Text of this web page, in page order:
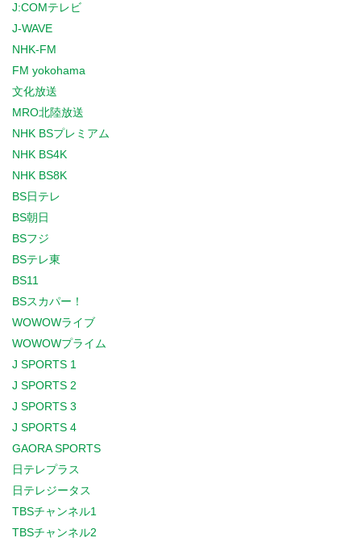
J:COMテレビ
J-WAVE
NHK-FM
FM yokohama
文化放送
MRO北陸放送
NHK BSプレミアム
NHK BS4K
NHK BS8K
BS日テレ
BS朝日
BSフジ
BSテレ東
BS11
BSスカパー！
WOWOWライブ
WOWOWプライム
J SPORTS 1
J SPORTS 2
J SPORTS 3
J SPORTS 4
GAORA SPORTS
日テレプラス
日テレジータス
TBSチャンネル1
TBSチャンネル2